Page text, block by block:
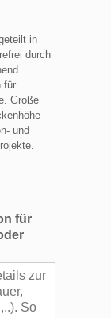
in
durch
für
Große
und
für